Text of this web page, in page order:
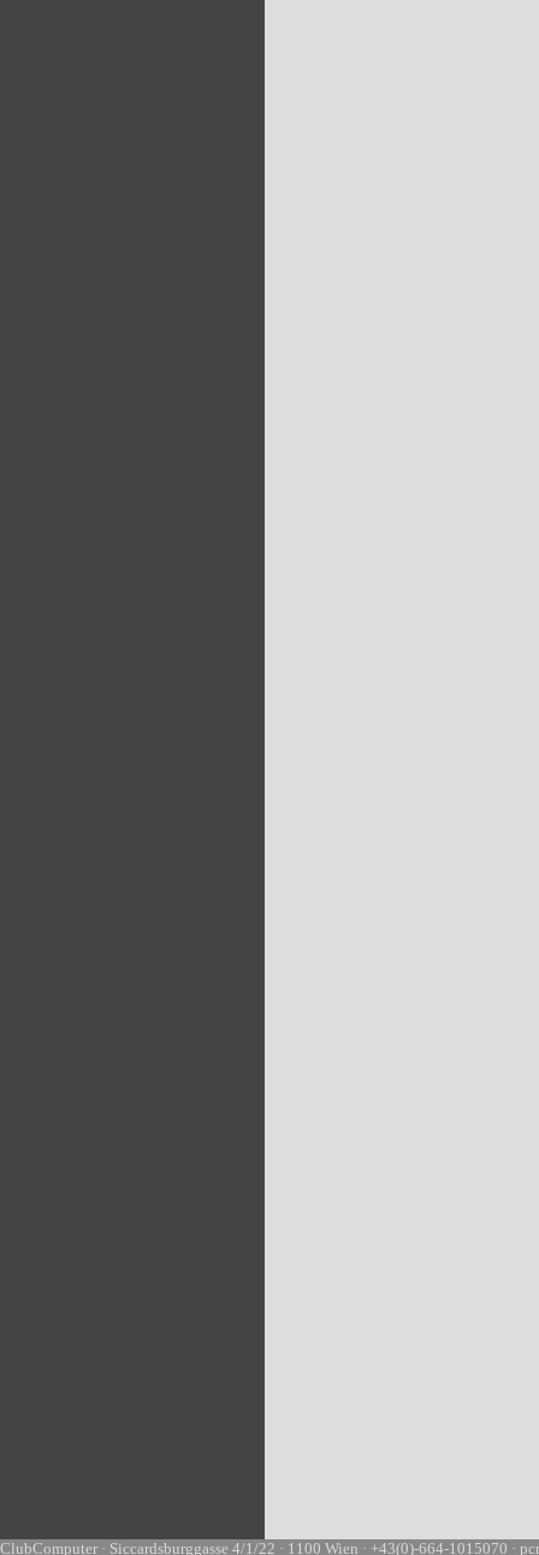
ClubComputer · Siccardsburggasse 4/1/22 · 1100 Wien · +43(0)-664-1015070 ·